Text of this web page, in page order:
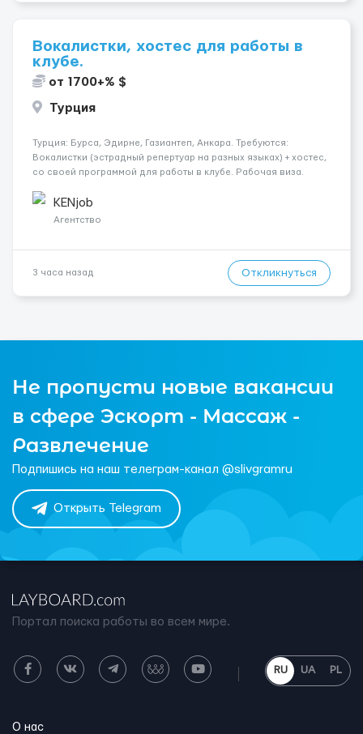
Вокалистки, хостес для работы в
клубе.
от 1700+% $
Турция
Турция: Бурса, Эдирне, Газиантеп, Анкара. Требуются:
Вокалистки (эстрадный репертуар на разных языках) + хостеc,
со своей программой для работы в клубе. Рабочая виза.
одного до трех месяцев. Мед. страховка. Высокая зарплат...
KENjob
Агентство
3 часа назад Откликнуться
Не пропусти новые вакансии
в сфере Эскорт - Массаж -
Развлечение
Подпишись на наш телеграм-канал @slivgramru
Открыть Telegram
Портал поиска работы во всем мире.
RU UA PL
О нас